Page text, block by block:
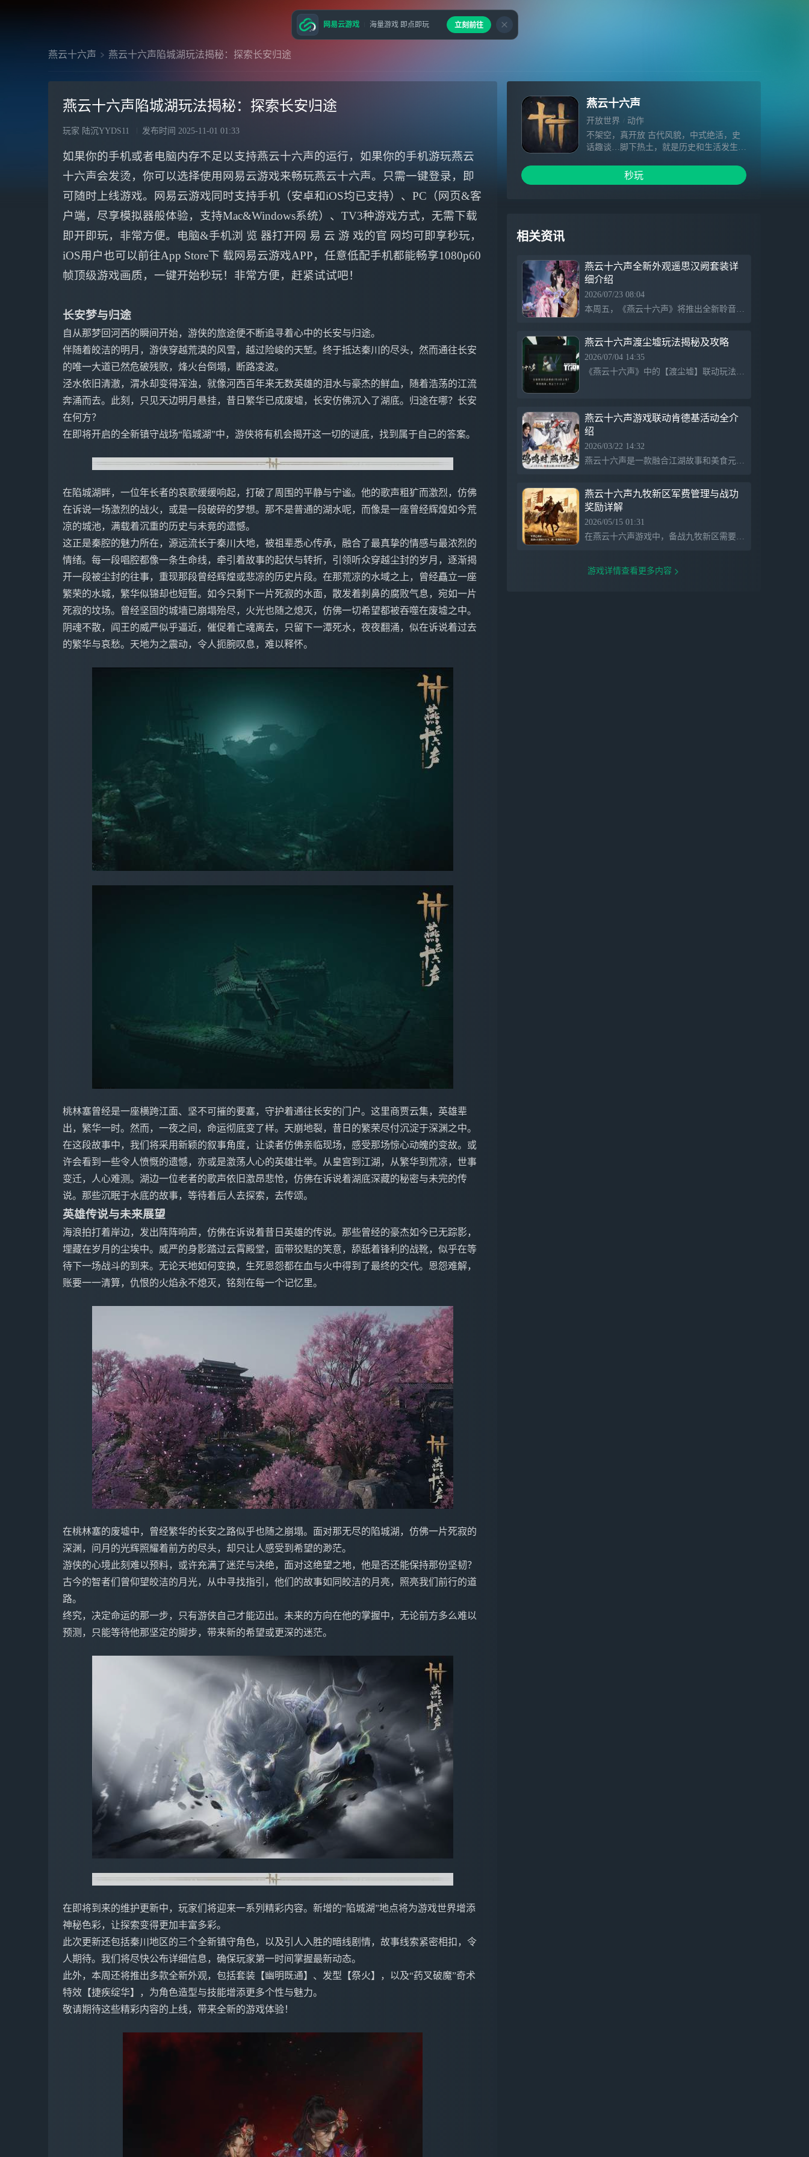
燕云十六声 燕云十六声陷城湖玩法揭秘：探索长安归途
燕云十六声陷城湖玩法揭秘：探索长安归途
玩家 陆沉YYDS11 发布时间 2025-11-01 01:33
如果你的手机或者电脑内存不足以支持燕云十六声的运行，如果你的手机游玩燕云
十六声会发烫，你可以选择使用网易云游戏来畅玩燕云十六声。只需一键登录，即
可随时上线游戏。网易云游戏同时支持手机（安卓和iOS均已支持）、PC（网页&客
户端，尽享模拟器般体验，支持Mac&Windows系统）、TV3种游戏方式，无需下载
即开即玩，非常方便。电脑&手机浏 览 器打开网 易 云 游 戏的官 网均可即享秒玩，
iOS用户也可以前往App Store下 载网易云游戏APP，任意低配手机都能畅享1080p60
帧顶级游戏画质，一键开始秒玩！非常方便，赶紧试试吧！
长安梦与归途
自从那梦回河西的瞬间开始，游侠的旅途便不断追寻着心中的长安与归途。
伴随着皎洁的明月，游侠穿越荒漠的风雪，越过险峻的天堑。终于抵达秦川的尽头，然而通往长安
的唯一大道已然危破残败，烽火台倒塌，断路凌波。
泾水依旧清澈，渭水却变得浑浊，就像河西百年来无数英雄的泪水与豪杰的鲜血，随着浩荡的江流
奔涌而去。此刻，只见天边明月悬挂，昔日繁华已成废墟，长安仿佛沉入了湖底。归途在哪？长安
在何方？
在即将开启的全新镇守战场“陷城湖”中，游侠将有机会揭开这一切的谜底，找到属于自己的答案。
在陷城湖畔，一位年长者的哀歌缓缓响起，打破了周围的平静与宁谧。他的歌声粗犷而激烈，仿佛
在诉说一场激烈的战火，或是一段破碎的梦想。那不是普通的湖水呢，而像是一座曾经辉煌如今荒
凉的城池，满载着沉重的历史与未竟的遗憾。
这正是秦腔的魅力所在，源远流长于秦川大地，被祖辈悉心传承，融合了最真挚的情感与最浓烈的
情绪。每一段唱腔都像一条生命线，牵引着故事的起伏与转折，引领听众穿越尘封的岁月，逐渐揭
开一段被尘封的往事，重现那段曾经辉煌或悲凉的历史片段。在那荒凉的水域之上，曾经矗立一座
繁荣的水城，繁华似锦却也短暂。如今只剩下一片死寂的水面，散发着刺鼻的腐败气息，宛如一片
死寂的坟场。曾经坚固的城墙已崩塌殆尽，火光也随之熄灭，仿佛一切希望都被吞噬在废墟之中。
阴魂不散，阎王的威严似乎逼近，催促着亡魂离去，只留下一潭死水，夜夜翻涌，似在诉说着过去
的繁华与哀愁。天地为之震动，令人扼腕叹息，难以释怀。
桃林塞曾经是一座横跨江面、坚不可摧的要塞，守护着通往长安的门户。这里商贾云集，英雄辈
出，繁华一时。然而，一夜之间，命运彻底变了样。天崩地裂，昔日的繁荣尽付沉淀于深渊之中。
在这段故事中，我们将采用新颖的叙事角度，让读者仿佛亲临现场，感受那场惊心动魄的变故。或
许会看到一些令人愤慨的遗憾，亦或是激荡人心的英雄壮举。从皇宫到江湖，从繁华到荒凉，世事
变迁，人心难测。湖边一位老者的歌声依旧激昂悲怆，仿佛在诉说着湖底深藏的秘密与未完的传
说。那些沉眠于水底的故事，等待着后人去探索，去传颂。
英雄传说与未来展望
海浪拍打着岸边，发出阵阵响声，仿佛在诉说着昔日英雄的传说。那些曾经的豪杰如今已无踪影，
埋藏在岁月的尘埃中。威严的身影踏过云霄殿堂，面带狡黠的笑意，舔舐着锋利的战靴，似乎在等
待下一场战斗的到来。无论天地如何变换，生死恩怨都在血与火中得到了最终的交代。恩怨难解，
账要一一清算，仇恨的火焰永不熄灭，铭刻在每一个记忆里。
在桃林塞的废墟中，曾经繁华的长安之路似乎也随之崩塌。面对那无尽的陷城湖，仿佛一片死寂的
深渊，问月的光辉照耀着前方的尽头，却只让人感受到希望的渺茫。
游侠的心境此刻难以预料，或许充满了迷茫与决绝，面对这绝望之地，他是否还能保持那份坚韧？
古今的智者们曾仰望皎洁的月光，从中寻找指引，他们的故事如同皎洁的月亮，照亮我们前行的道
路。
终究，决定命运的那一步，只有游侠自己才能迈出。未来的方向在他的掌握中，无论前方多么难以
预测，只能等待他那坚定的脚步，带来新的希望或更深的迷茫。
在即将到来的维护更新中，玩家们将迎来一系列精彩内容。新增的“陷城湖”地点将为游戏世界增添
神秘色彩，让探索变得更加丰富多彩。
此次更新还包括秦川地区的三个全新镇守角色，以及引人入胜的暗线剧情，故事线索紧密相扣，令
人期待。我们将尽快公布详细信息，确保玩家第一时间掌握最新动态。
此外，本周还将推出多款全新外观，包括套装【幽明既通】、发型【祭火】，以及“药叉破魔”奇术
特效【捷疾绽华】，为角色造型与技能增添更多个性与魅力。
敬请期待这些精彩内容的上线，带来全新的游戏体验！
燕云十六声
开放世界
动作
不架空，真开放 古代风貌，中式绝活，史
话趣谈…脚下热土，就是历史和生活发生之
侠世界本该如此。 不套路，真武侠 见招拆
招，单人探索，多人同行…无门无派练就武
不妥协，真动作 着力反馈，攻守博弈，真
实打斗…玩转十八般武器，兼具物理科学与
暴力美学。 精心设计的武侠动作，兼纳百
家的武学理念，出手即是真功夫。 不独
响，真共鸣 百工百器，刑罚律令，王道兵
音。 游览燕云大地，深入中式谜境，和鲜
为人知的时代记忆不期而遇。
秒玩
相关资讯
燕云十六声全新外观遥思汉阙套装详
细介绍
2026/07/23 08:04
本周五，《燕云十六声》将推出全新聆音活动【聆音鸣笙】，包括两套全新聆音套装、发型、长鸣珠套装及多种外观。男款【遥思汉阙】结合传统元素与现代设计，展现出王侯与名将的气度；女款则灵感源自战国时期，融入花卉元素，展现风华与坚韧。活动期间，玩家可通过【聆音商店】兑换新外观。
燕云十六声渡尘墟玩法揭秘及攻略
2026/07/04 14:35
《燕云十六声》中的【渡尘墟】联动玩法让玩家在风沙中进行武侠特色的夺宝冒险，支持单人或三人组队。玩家需平衡策略和资源，利用独特的货币系统购买装备和道具，提升存活机会。失败时损失物品，但可通过任务获取“装备券”快速重整再战，呈现丰富的游戏体验与挑战。
燕云十六声游戏联动肯德基活动全介
绍
2026/03/22 14:32
燕云十六声是一款融合江湖故事和美食元素的游戏，玩家在游戏中扮演受江湖名人青睐的角色，通过互动获得珍宝，体验江湖纷争与豪情，同时展现开封美食文化，推动独特的联动活动，结合武侠与地方特色，带来丰富趣味。
燕云十六声九牧新区军费管理与战功
奖励详解
2026/05/15 01:31
在燕云十六声游戏中，备战九牧新区需要管理军费和成员战功排名，包括每日的语音指挥和联盟矛盾处理，提供不同额度的红包奖励。同时，氪金赞助政策设定了各类报销标准，旨在提高玩家参与度和活跃氛围。游戏强调团体合作与良好心态，鼓励玩家积极沟通与解决问题，保持和谐的社交环境。
游戏详情查看更多内容
网易云游戏 海量游戏 即点即玩 立刻前往